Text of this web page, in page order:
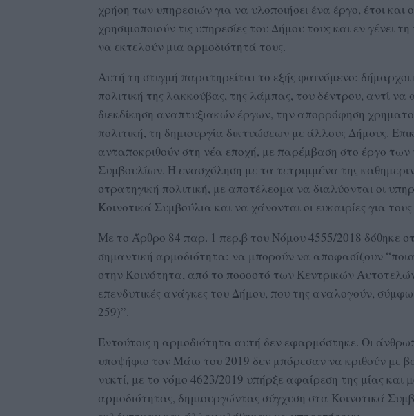
χρήση των υπηρεσιών για να υλοποιήσει ένα έργο, έτσι και
χρησιμοποιούν τις υπηρεσίες του Δήμου τους και εν γένει
να εκτελούν μια αρμοδιότητά τους.
Αυτή τη στιγμή παρατηρείται το εξής φαινόμενο:
πολιτική της λακκούβας, της λάμπας, του δέντρου, αντί να
διεκδίκηση αναπτυξιακών έργων, την απορρόφηση
πολιτική, τη δημιουργία δικτυώσεων με άλλους Δήμους.
ανταποκριθούν στη νέα εποχή, με παρέμβαση στο έργο των
Συμβουλίων. Η ενασχόληση με τα τετριμμένα της
στρατηγική πολιτική, με αποτέλεσμα να διαλύονται οι
Κοινοτικά Συμβούλια και να χάνονται οι ευκαιρίες για
Με το Άρθρο 84 παρ. 1 περ.β του Νόμου 4555/2018 δόθηκε
σημαντική αρμοδιότητα: να μπορούν να αποφασίζουν
στην Κοινότητα, από το ποσοστό των Κεντρικών
επενδυτικές ανάγκες του Δήμου, που της αναλογούν,
259)”.
Εντούτοις η αρμοδιότητα αυτή δεν εφαρμόστηκε. Οι
υποψήφιο τον Μάιο του 2019 δεν μπόρεσαν να κριθούν με
νυκτί, με το νόμο 4623/2019 υπήρξε αφαίρεση της μίας και
αρμοδιότητας, δημιουργώντας σύγχυση στα Κοινοτικά